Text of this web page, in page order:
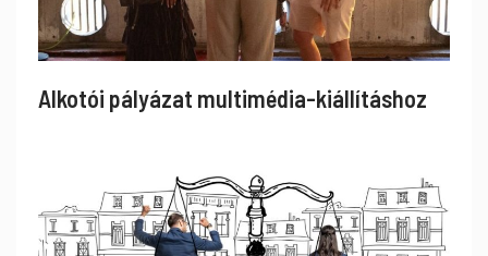
Alkotói pályázat multimédia-kiállításhoz